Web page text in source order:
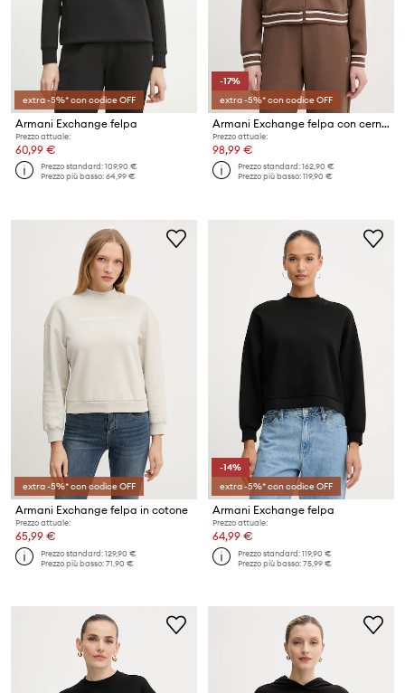
extra -5%* con codice OFF
Armani Exchange felpa
Prezzo attuale:
60,99 €
Prezzo standard:109,90 €
Prezzo più basso:64,99 €
-17%
extra -5%* con codice OFF
Armani Exchange felpa con cerniera da donna
Prezzo attuale:
98,99 €
Prezzo standard:162,90 €
Prezzo più basso:119,90 €
extra -5%* con codice OFF
Armani Exchange felpa in cotone
Prezzo attuale:
65,99 €
Prezzo standard:129,90 €
Prezzo più basso:71,90 €
-14%
extra -5%* con codice OFF
Armani Exchange felpa
Prezzo attuale:
64,99 €
Prezzo standard:119,90 €
Prezzo più basso:75,99 €